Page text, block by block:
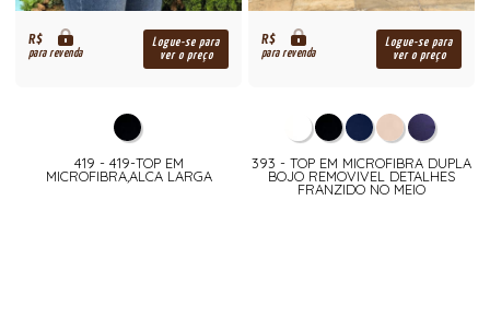
R$
para revenda
Logue-se para
ver o preço
419 - 419-TOP EM
MICROFIBRA,ALCA LARGA
R$
para revenda
Logue-se para
ver o preço
393 - TOP EM MICROFIBRA DUPLA
BOJO REMOVIVEL DETALHES
FRANZIDO NO MEIO